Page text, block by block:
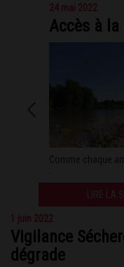
24 mai 2022
Accès à la
Comme chaque
LIRE LA
1 juin 2022
Vigilance
dégrade